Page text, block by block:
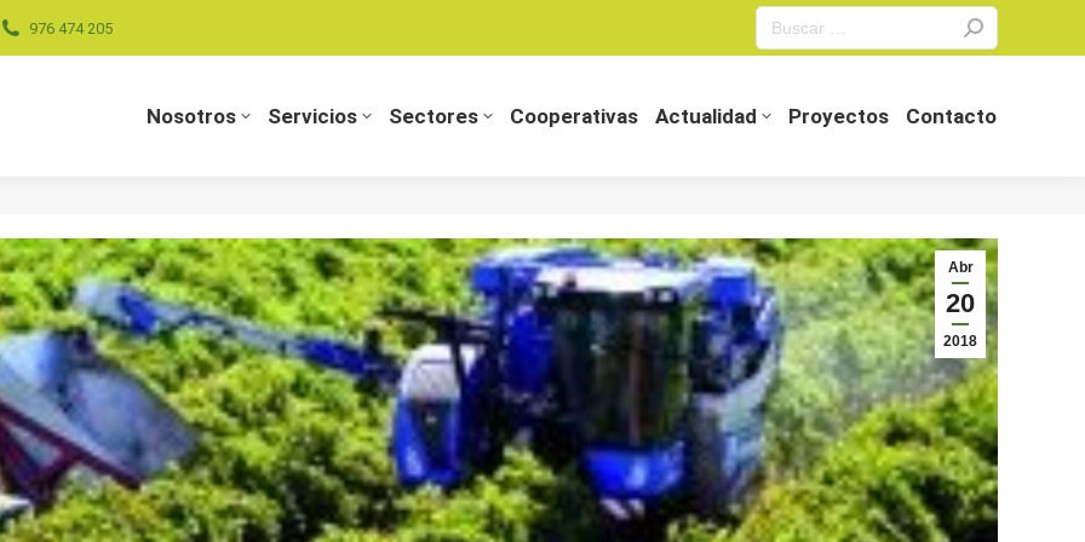
976 474 205
Search:
Nosotros Servicios Sectores Cooperativas Actualidad Proyectos Contacto
Abr
20
2018
Actualidad Proyectos Contacto